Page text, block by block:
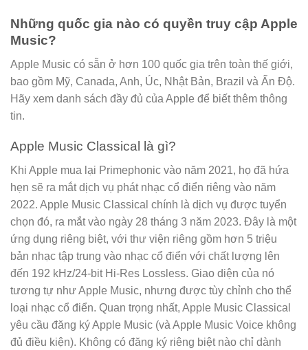
Những quốc gia nào có quyền truy cập Apple
Music?
Apple Music có sẵn ở hơn 100 quốc gia trên toàn thế giới,
bao gồm Mỹ, Canada, Anh, Úc, Nhật Bản, Brazil và Ấn Độ.
Hãy xem danh sách đầy đủ của Apple để biết thêm thông
tin.
Apple Music Classical là gì?
Khi Apple mua lại Primephonic vào năm 2021, họ đã hứa
hẹn sẽ ra mắt dịch vụ phát nhạc cổ điển riêng vào năm
2022. Apple Music Classical chính là dịch vụ được tuyển
chọn đó, ra mắt vào ngày 28 tháng 3 năm 2023. Đây là một
ứng dụng riêng biệt, với thư viện riêng gồm hơn 5 triệu
bản nhạc tập trung vào nhạc cổ điển với chất lượng lên
đến 192 kHz/24-bit Hi-Res Lossless. Giao diện của nó
tương tự như Apple Music, nhưng được tùy chỉnh cho thể
loại nhạc cổ điển. Quan trọng nhất, Apple Music Classical
yêu cầu đăng ký Apple Music (và Apple Music Voice không
đủ điều kiện). Không có đăng ký riêng biệt nào chỉ dành